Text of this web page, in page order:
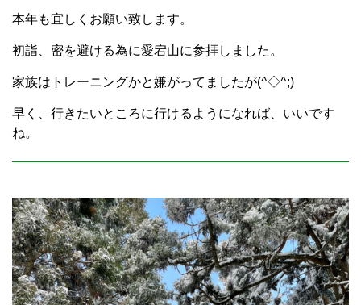
本年も宜しくお願い致します。
初詣、密を避ける為に愛宕山に参拝しました。
家族はトレーニングかと嫌がってましたが(^◇^;)
早く、行きたいところに行けるようになれば、いいです
ね。